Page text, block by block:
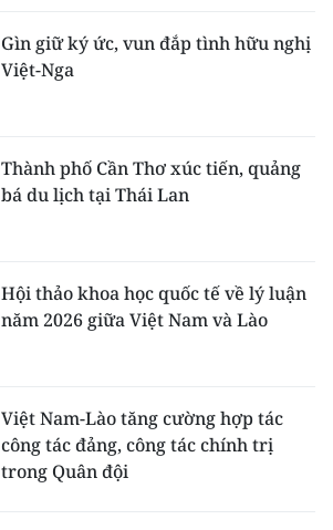
Gìn giữ ký ức, vun đắp tình hữu nghị
Việt-Nga
Thành phố Cần Thơ xúc tiến, quảng
bá du lịch tại Thái Lan
Hội thảo khoa học quốc tế về lý luận
năm 2026 giữa Việt Nam và Lào
Việt Nam-Lào tăng cường hợp tác
công tác đảng, công tác chính trị
trong Quân đội